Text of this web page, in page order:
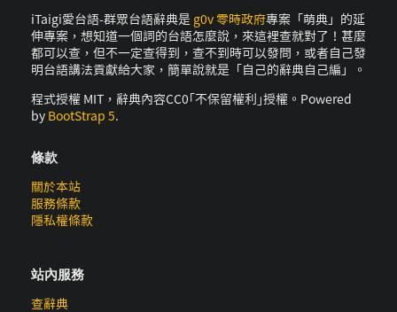
iTaigi愛台語-群眾台語辭典是 g0v 零時政府專案「萌典」的延
伸專案，想知道一個詞的台語怎麼說，來這裡查就對了！甚麼
都可以查，但不一定查得到，查不到時可以發問，或者自己發
明台語講法貢獻給大家，簡單說就是「自己的辭典自己編」。
程式授權 MIT，辭典內容CC0｢不保留權利｣授權。Powered
by BootStrap 5.
條款
關於本站
服務條款
隱私權條款
站內服務
查辭典